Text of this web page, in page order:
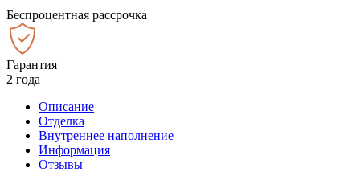
Беспроцентная рассрочка
Гарантия
2 года
Описание
Отделка
Внутреннее наполнение
Информация
Отзывы